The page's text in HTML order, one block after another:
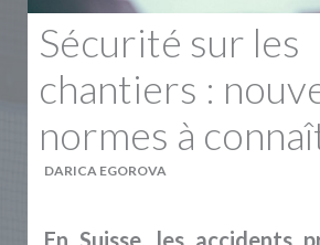
Sécurité sur les
chantiers :
normes à
DARICA EGOROVA
En Suisse, les accidents